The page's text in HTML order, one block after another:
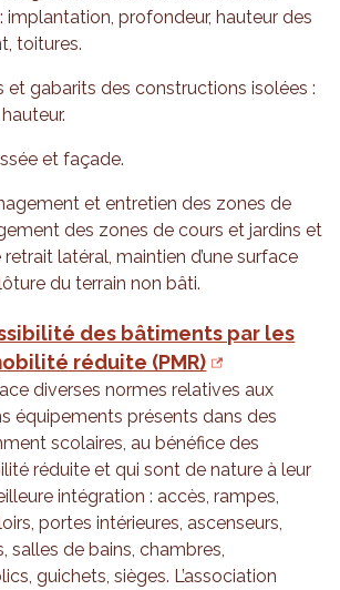
implantation, profondeur, hauteur des
toitures.
et gabarits des constructions isolées :
et façade.
et entretien des zones de
des zones de cours et jardins et
latéral, maintien d’une surface
du terrain non bâti.
des bâtiments par les
réduite (PMR)
diverses normes relatives aux
équipements présents dans des
scolaires, au bénéfice des
réduite et qui sont de nature à leur
intégration : accès, rampes,
portes intérieures, ascenseurs,
salles de bains, chambres,
guichets, sièges. L’association